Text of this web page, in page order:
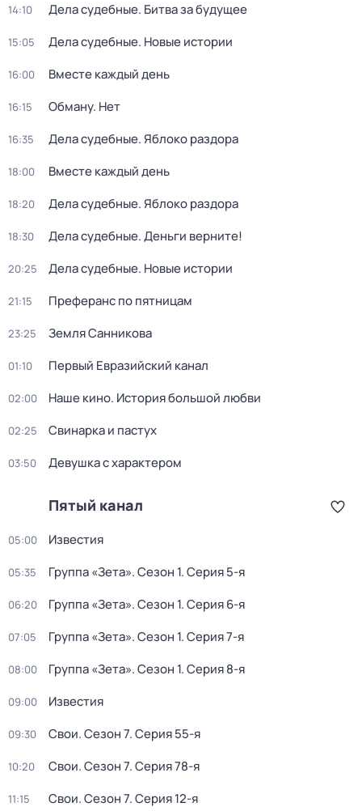
14:10 Дела судебные. Битва за будущее
15:05 Дела судебные. Новые истории
16:00 Вместе каждый день
16:15 Обману. Нет
16:35 Дела судебные. Яблоко раздора
18:00 Вместе каждый день
18:20 Дела судебные. Яблоко раздора
18:30 Дела судебные. Деньги верните!
20:25 Дела судебные. Новые истории
21:15 Преферанс по пятницам
23:25 Земля Санникова
01:10 Первый Евразийский канал
02:00 Наше кино. История большой любви
02:25 Свинарка и пастух
03:50 Девушка с характером
Пятый канал
05:00 Известия
05:35 Группа «Зета». Сезон 1. Серия 5-я
06:20 Группа «Зета». Сезон 1. Серия 6-я
07:05 Группа «Зета». Сезон 1. Серия 7-я
08:00 Группа «Зета». Сезон 1. Серия 8-я
09:00 Известия
09:30 Свои. Сезон 7. Серия 55-я
10:20 Свои. Сезон 7. Серия 78-я
11:15 Свои. Сезон 7. Серия 12-я